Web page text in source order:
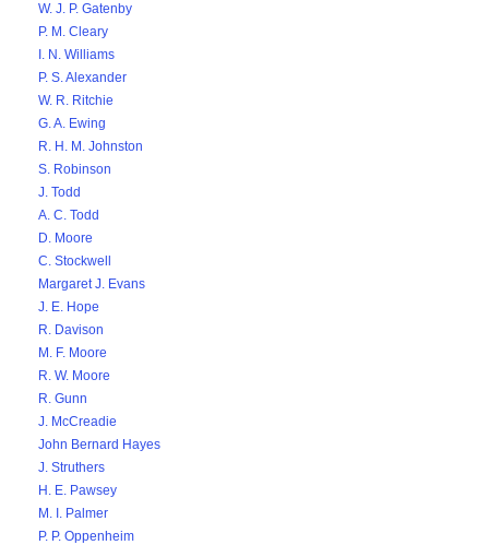
W. J. P. Gatenby
P. M. Cleary
I. N. Williams
P. S. Alexander
W. R. Ritchie
G. A. Ewing
R. H. M. Johnston
S. Robinson
J. Todd
A. C. Todd
D. Moore
C. Stockwell
Margaret J. Evans
J. E. Hope
R. Davison
M. F. Moore
R. W. Moore
R. Gunn
J. McCreadie
John Bernard Hayes
J. Struthers
H. E. Pawsey
M. I. Palmer
P. P. Oppenheim